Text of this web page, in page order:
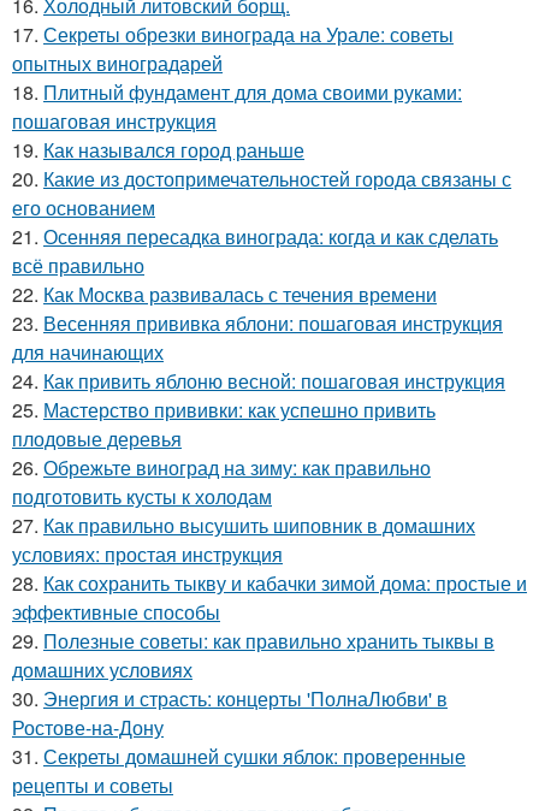
17. Секреты обрезки винограда на Урале: советы
опытных виноградарей
18. Плитный фундамент для дома своими руками:
пошаговая инструкция
19. Как назывался город раньше
20. Какие из достопримечательностей города связаны с
его основанием
21. Осенняя пересадка винограда: когда и как сделать
всё правильно
22. Как Москва развивалась с течения времени
23. Весенняя прививка яблони: пошаговая инструкция
для начинающих
24. Как привить яблоню весной: пошаговая инструкция
25. Мастерство прививки: как успешно привить
плодовые деревья
26. Обрежьте виноград на зиму: как правильно
подготовить кусты к холодам
27. Как правильно высушить шиповник в домашних
условиях: простая инструкция
28. Как сохранить тыкву и кабачки зимой дома: простые и
эффективные способы
29. Полезные советы: как правильно хранить тыквы в
домашних условиях
30. Энергия и страсть: концерты 'ПолнаЛюбви' в
Ростове-на-Дону
31. Секреты домашней сушки яблок: проверенные
рецепты и советы